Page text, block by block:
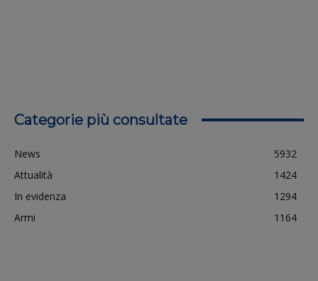
Categorie più consultate
News
5932
Attualità
1424
In evidenza
1294
Armi
1164